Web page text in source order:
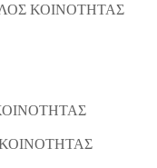
ΚΟΙΝΟΤΗΤΑΣ